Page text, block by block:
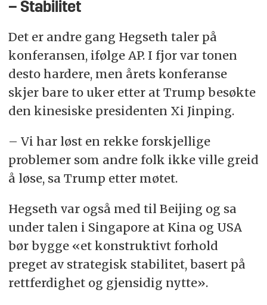
– Stabilitet
Det er andre gang Hegseth taler på
konferansen, ifølge AP. I fjor var tonen
desto hardere, men årets konferanse
skjer bare to uker etter at Trump besøkte
den kinesiske presidenten Xi Jinping.
– Vi har løst en rekke forskjellige
problemer som andre folk ikke ville greid
å løse, sa Trump etter møtet.
Hegseth var også med til Beijing og sa
under talen i Singapore at Kina og USA
bør bygge «et konstruktivt forhold
preget av strategisk stabilitet, basert på
rettferdighet og gjensidig nytte».